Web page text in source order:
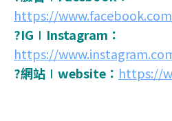
https://
?IG∣Instagram：
https://
?網站∣website： https://